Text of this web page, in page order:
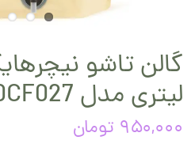
لیتری مدل CNK2450CF027
۹۵۰,۰۰۰ تومان